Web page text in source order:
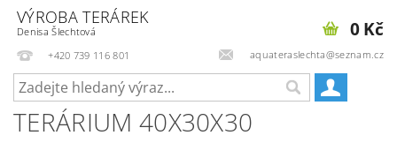
VÝROBA TERÁREK
Denisa Šlechtová
+420 739 116 801
aquateraslechta@seznam.cz
0 Kč
TERÁRIUM 40X30X30